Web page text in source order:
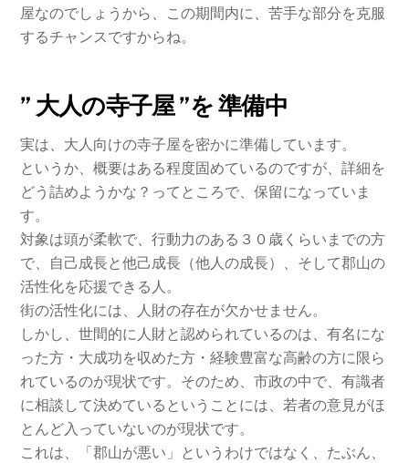
屋なのでしょうから、この期間内に、苦手な部分を克服
するチャンスですからね。
” 大人の寺子屋 ”を 準備中
実は、大人向けの寺子屋を密かに準備しています。
というか、概要はある程度固めているのですが、詳細を
どう詰めようかな？ってところで、保留になっていま
す。
対象は頭が柔軟で、行動力のある３０歳くらいまでの方
で、自己成長と他己成長（他人の成長）、そして郡山の
活性化を応援できる人。
街の活性化には、人財の存在が欠かせません。
しかし、世間的に人財と認められているのは、有名にな
った方・大成功を収めた方・経験豊富な高齢の方に限ら
れているのが現状です。そのため、市政の中で、有識者
に相談して決めているということには、若者の意見がほ
とんど入っていないのが現状です。
これは、「郡山が悪い」というわけではなく、たぶん、